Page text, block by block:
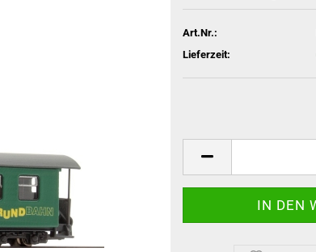
Art.Nr.:
Lieferzeit: